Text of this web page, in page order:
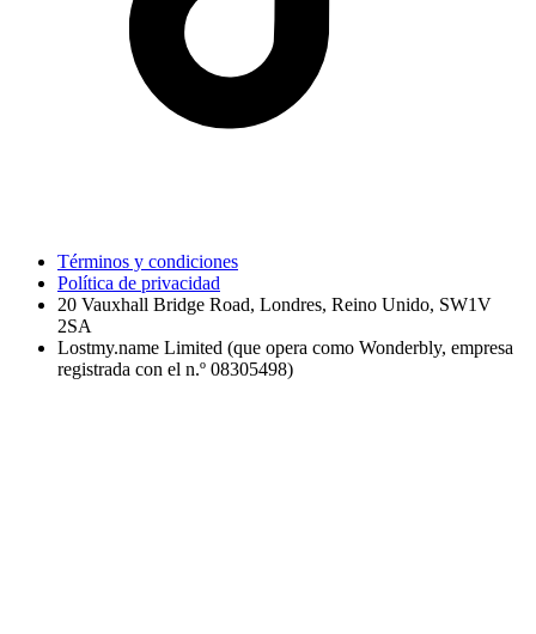
Términos y condiciones
Política de privacidad
20 Vauxhall Bridge Road, Londres, Reino Unido, SW1V
2SA
Lostmy.name Limited (que opera como Wonderbly, empresa
registrada con el n.º 08305498)